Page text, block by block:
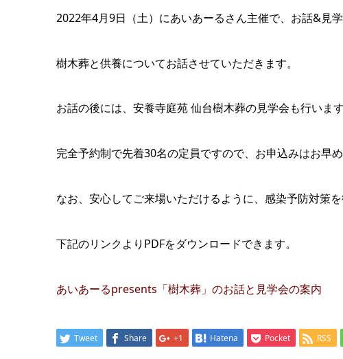
2022年4月9日（土）にあいあーるさん主催で、お話&見学
樹木葬と供養についてお話させていただきます。
お話の後には、安養寺庭苑 仙台樹木葬の見学会も行います
完全予約制で先着30名の定員ですので、お申込みはお早め
なお、安心してご来場いただけるように、感染予防対策を
下記のリンクよりPDFをダウンロードできます。
あいあーるpresents「樹木葬」のお話と見学会の案内
Tweet Share +1 Hatena Pocket RSS